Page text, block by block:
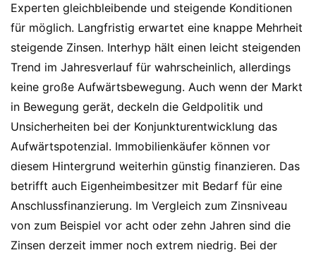
Experten gleichbleibende und steigende Konditionen
für möglich. Langfristig erwartet eine knappe Mehrheit
steigende Zinsen. Interhyp hält einen leicht steigenden
Trend im Jahresverlauf für wahrscheinlich, allerdings
keine große Aufwärtsbewegung. Auch wenn der Markt
in Bewegung gerät, deckeln die Geldpolitik und
Unsicherheiten bei der Konjunkturentwicklung das
Aufwärtspotenzial. Immobilienkäufer können vor
diesem Hintergrund weiterhin günstig finanzieren. Das
betrifft auch Eigenheimbesitzer mit Bedarf für eine
Anschlussfinanzierung. Im Vergleich zum Zinsniveau
von zum Beispiel vor acht oder zehn Jahren sind die
Zinsen derzeit immer noch extrem niedrig. Bei der